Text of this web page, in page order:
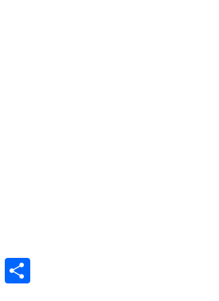
Li